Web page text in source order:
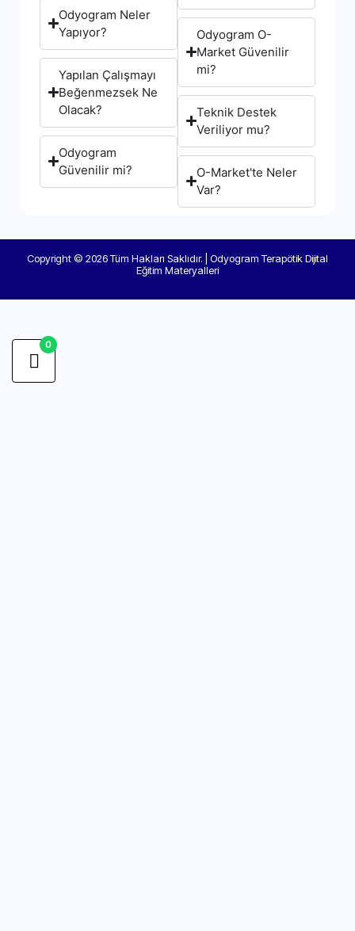
Odyogram Neler
Yapıyor?
Yapılan Çalışmayı
Beğenmezsek Ne
Olacak?
Odyogram
Güvenilir mi?
Odyogram O-
Market Güvenilir
mi?
Teknik Destek
Veriliyor mu?
O-Market'te Neler
Var?
Copyright © 2026 Tüm Hakları Saklıdır. | Odyogram Terapötik Dijital
Eğitim Materyalleri
0